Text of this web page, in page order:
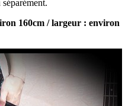
160cm / largeur : environ